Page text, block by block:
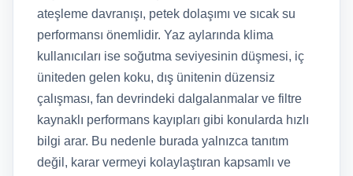
ateşleme davranışı, petek dolaşımı ve sıcak su
performansı önemlidir. Yaz aylarında klima
kullanıcıları ise soğutma seviyesinin düşmesi, iç
üniteden gelen koku, dış ünitenin düzensiz
çalışması, fan devrindeki dalgalanmalar ve filtre
kaynaklı performans kayıpları gibi konularda hızlı
bilgi arar. Bu nedenle burada yalnızca tanıtım
değil, karar vermeyi kolaylaştıran kapsamlı ve